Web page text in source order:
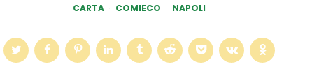
CARTA COMIECO NAPOLI